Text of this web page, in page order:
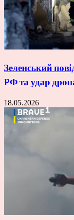
Зеленський
РФ та удар
18.05.2026